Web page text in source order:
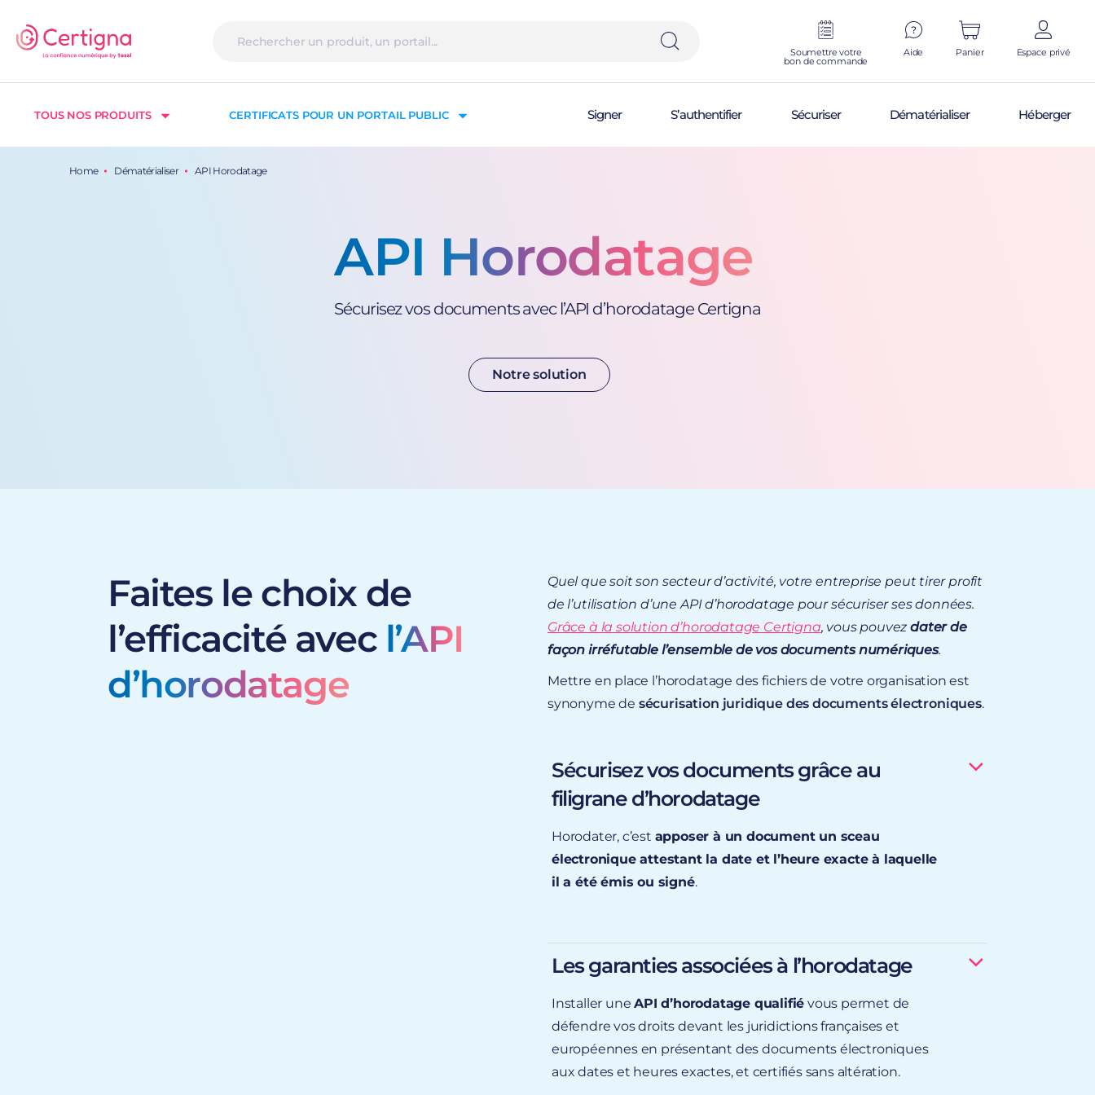
Soumettre votre
bon de commande
Aide Panier Espace privé
TOUS NOS PRODUITS CERTIFICATS POUR UN PORTAIL PUBLIC Signer S’authentifier Sécuriser Dématérialiser Héberger
Home Dématérialiser API Horodatage
API Horodatage
Sécurisez vos documents avec l’API d’horodatage Certigna
Notre solution
Faites le choix de
l’efficacité avec l’API
d’horodatage
Quel que soit son secteur d’activité, votre entreprise peut tirer profit
de l’utilisation d’uneAPI d’horodatage pour sécuriser ses données.
Grâce à la solution d’horodatage Certigna, vous pouvezdater de
façon irréfutable l’ensemble devos documents numériques.
Mettre en place l’horodatage des fichiers de votre organisation est
synonyme de sécurisation juridique des documents électroniques.
Sécurisez vos documents grâce au
filigrane d’horodatage
Horodater, c’est apposer à un document un sceau
électronique attestant la date et l’heure exacte à laquelle
il a été émis ou signé.
certifier l’intégrité du
document
Les garanties associées à l’horodatage
Installer uneAPI d’horodatage qualifié vous permet de
défendre vos droits devant les juridictions françaises et
européennes en présentant des documents électroniques
aux dates et heures exactes, et certifiés sans altération.